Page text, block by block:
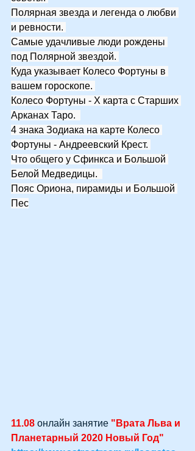
Полярная звезда и легенда о любви
и ревности.
Самые удачливые люди рождены
под Полярной звездой.
Куда указывает Колесо Фортуны в
вашем гороскопе.
Колесо Фортуны - X карта с Старших
Арканах Таро.
4 знака Зодиака на карте Колесо
Фортуны - Андреевский Крест.
Что общего у Сфинкса и Большой
Белой Медведицы.
Пояс Ориона, пирамиды и Большой
Пес
11.08 онлайн занятие "Врата Льва и
Планетарный 2020 Новый Год"